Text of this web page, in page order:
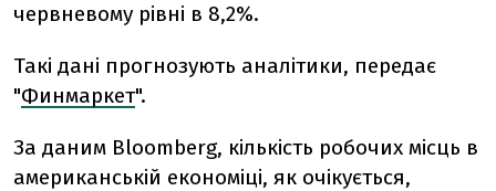
червневому рівні в 8,2%.
Такі дані прогнозують аналітики, передає
"Финмаркет".
За даним Bloomberg, кількість робочих місць в
американській економіці, як очікується,